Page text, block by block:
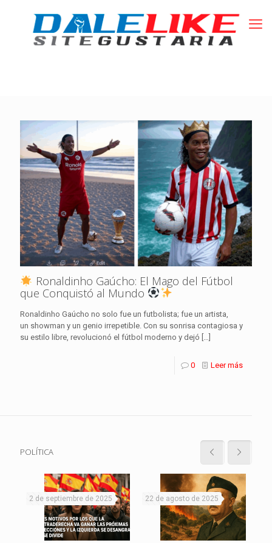
Ronaldinho Gaúcho: El Mago del Fútbol
que Conquistó al Mundo
Ronaldinho Gaúcho no solo fue un futbolista; fue un artista,
un showman y un genio irrepetible. Con su sonrisa contagiosa y
su estilo libre, revolucionó el fútbol moderno y dejó […]
0 Leer más
POLÍTICA
2 de septiembre de 2025 22 de agosto de 2025